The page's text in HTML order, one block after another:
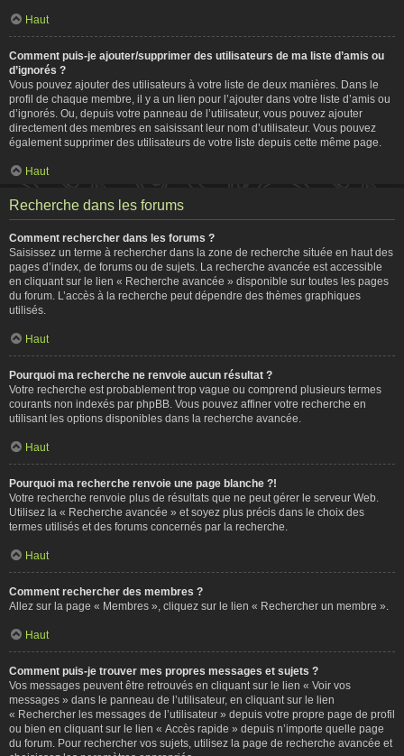
Haut
Comment puis-je ajouter/supprimer des utilisateurs de ma liste d’amis ou
d’ignorés ?
Vous pouvez ajouter des utilisateurs à votre liste de deux manières. Dans le
profil de chaque membre, il y a un lien pour l’ajouter dans votre liste d’amis ou
d’ignorés. Ou, depuis votre panneau de l’utilisateur, vous pouvez ajouter
directement des membres en saisissant leur nom d’utilisateur. Vous pouvez
également supprimer des utilisateurs de votre liste depuis cette même page.
Haut
Recherche dans les forums
Comment rechercher dans les forums ?
Saisissez un terme à rechercher dans la zone de recherche située en haut des
pages d’index, de forums ou de sujets. La recherche avancée est accessible
en cliquant sur le lien « Recherche avancée » disponible sur toutes les pages
du forum. L’accès à la recherche peut dépendre des thèmes graphiques
utilisés.
Haut
Pourquoi ma recherche ne renvoie aucun résultat ?
Votre recherche est probablement trop vague ou comprend plusieurs termes
courants non indexés par phpBB. Vous pouvez affiner votre recherche en
utilisant les options disponibles dans la recherche avancée.
Haut
Pourquoi ma recherche renvoie une page blanche ?!
Votre recherche renvoie plus de résultats que ne peut gérer le serveur Web.
Utilisez la « Recherche avancée » et soyez plus précis dans le choix des
termes utilisés et des forums concernés par la recherche.
Haut
Comment rechercher des membres ?
Allez sur la page « Membres », cliquez sur le lien « Rechercher un membre ».
Haut
Comment puis-je trouver mes propres messages et sujets ?
Vos messages peuvent être retrouvés en cliquant sur le lien « Voir vos
messages » dans le panneau de l’utilisateur, en cliquant sur le lien
« Rechercher les messages de l’utilisateur » depuis votre propre page de profil
ou bien en cliquant sur le lien « Accès rapide » depuis n’importe quelle page
du forum. Pour rechercher vos sujets, utilisez la page de recherche avancée et